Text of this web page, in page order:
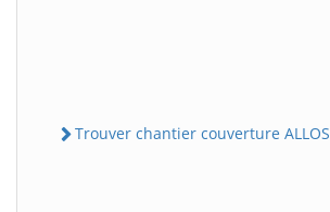
Trouver chantier couverture ALLOS